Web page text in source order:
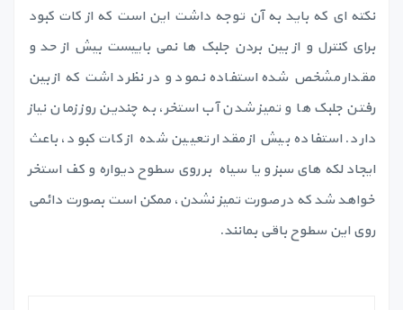
نکته ای که باید به آن توجه داشت این است که از کات کبود
برای کنترل و از بین بردن جلبک ها نمی باییست بیش از حد و
مقدار مشخص شده استفاده نمود و در نظر داشت که از بین
رفتن جلبک ها و تمیز شدن آب استخر، به چندین روز زمان نیاز
دارد. استفاده بیش از مقدار تعیین شده از کات کبود، باعث
ایجاد لکه های سبز و یا سیاه بر روی سطوح دیواره و کف استخر
خواهد شد که در صورت تمیز نشدن، ممکن است بصورت دائمی
روی این سطوح باقی بمانند.